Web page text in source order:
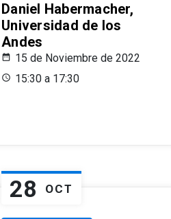
Daniel Habermacher,
Universidad de los
Andes
15 de Noviembre de 2022
15:30 a 17:30
28 OCT